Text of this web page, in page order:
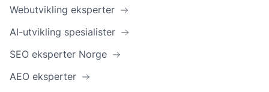
Webutvikling eksperter
AI-utvikling spesialister
SEO eksperter Norge
AEO eksperter